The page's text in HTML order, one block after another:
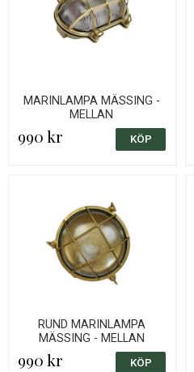
MARINLAMPA MÄSSING -
MELLAN
990 kr
RUND MARINLAMPA
MÄSSING - MELLAN
990 kr